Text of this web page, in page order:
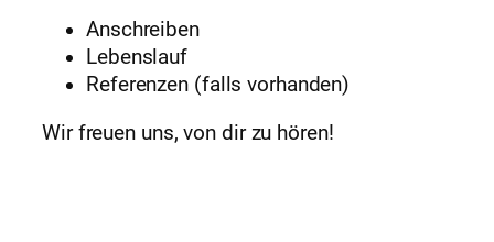
Anschreiben
Lebenslauf
Referenzen (falls vorhanden)
Wir freuen uns, von dir zu hören!